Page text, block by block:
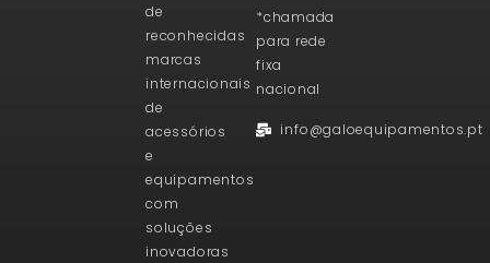
de
reconhecidas
marcas
internacionais
de
acessórios
e
equipamentos
com
soluções
inovadoras
*chamada
para rede
fixa
nacional
info@galoequipamentos.pt